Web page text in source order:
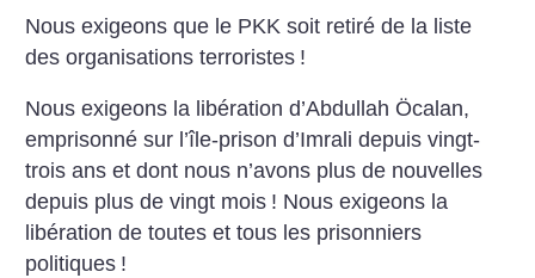
Nous exigeons que le PKK soit retiré de la liste
des organisations terroristes !
Nous exigeons la libération d’Abdullah Öcalan,
emprisonné sur l’île-prison d’Imrali depuis vingt-
trois ans et dont nous n’avons plus de nouvelles
depuis plus de vingt mois ! Nous exigeons la
libération de toutes et tous les prisonniers
politiques !